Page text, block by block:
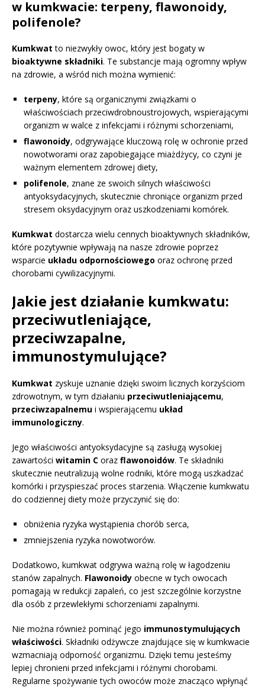
w kumkwacie: terpeny, flawonoidy,
polifenole?
Kumkwat to niezwykły owoc, który jest bogaty w
bioaktywne składniki. Te substancje mają ogromny wpływ
na zdrowie, a wśród nich można wymienić:
terpeny, które są organicznymi związkami o
właściwościach przeciwdrobnoustrojowych, wspierającymi
organizm w walce z infekcjami i różnymi schorzeniami,
flawonoidy, odgrywające kluczową rolę w ochronie przed
nowotworami oraz zapobiegające miażdżycy, co czyni je
ważnym elementem zdrowej diety,
polifenole, znane ze swoich silnych właściwości
antyoksydacyjnych, skutecznie chroniące organizm przed
stresem oksydacyjnym oraz uszkodzeniami komórek.
Kumkwat dostarcza wielu cennych bioaktywnych składników,
które pozytywnie wpływają na nasze zdrowie poprzez
wsparcie układu odpornościowego oraz ochronę przed
chorobami cywilizacyjnymi.
Jakie jest działanie kumkwatu:
przeciwutleniające,
przeciwzapalne,
immunostymulujące?
Kumkwat zyskuje uznanie dzięki swoim licznych korzyściom
zdrowotnym, w tym działaniu przeciwutleniającemu,
przeciwzapalnemu i wspierającemu układ
immunologiczny.
Jego właściwości antyoksydacyjne są zasługą wysokiej
zawartości witamin C oraz flawonoidów. Te składniki
skutecznie neutralizują wolne rodniki, które mogą uszkadzać
komórki i przyspieszać proces starzenia. Włączenie kumkwatu
do codziennej diety może przyczynić się do:
obniżenia ryzyka wystąpienia chorób serca,
zmniejszenia ryzyka nowotworów.
Dodatkowo, kumkwat odgrywa ważną rolę w łagodzeniu
stanów zapalnych. Flawonoidy obecne w tych owocach
pomagają w redukcji zapaleń, co jest szczególnie korzystne
dla osób z przewlekłymi schorzeniami zapalnymi.
Nie można również pominąć jego immunostymulujących
właściwości. Składniki odżywcze znajdujące się w kumkwacie
wzmacniają odporność organizmu. Dzięki temu jesteśmy
lepiej chronieni przed infekcjami i różnymi chorobami.
Regularne spożywanie tych owoców może znacząco wpłynąć